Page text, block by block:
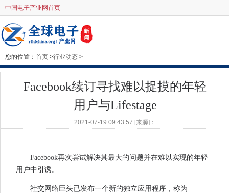
中国电子产业网首页
您的位置： 首页 >行业动态 >
Facebook续订寻找难以捉摸的年轻
用户与Lifestage
2021-07-19 09:43:57 [来源]：
Facebook再次尝试解决其最大的问题并在难以实现的年轻
用户中引诱。
社交网络巨头已发布一个新的独立应用程序，称为